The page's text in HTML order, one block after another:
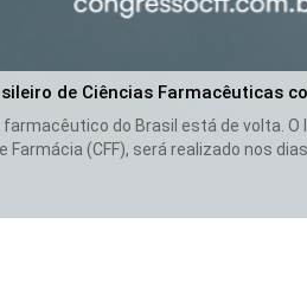
de Ciências Farmacêuticas
do Brasil está de volta. O
Farmácia (CFF), será realizado nos